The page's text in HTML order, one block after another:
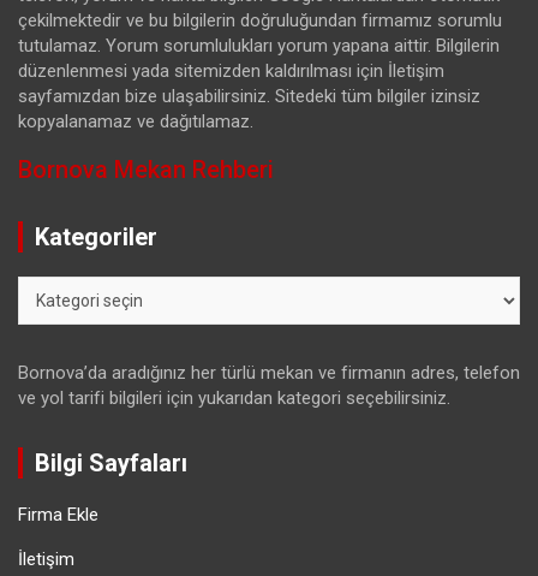
çekilmektedir ve bu bilgilerin doğruluğundan firmamız sorumlu
tutulamaz. Yorum sorumlulukları yorum yapana aittir. Bilgilerin
düzenlenmesi yada sitemizden kaldırılması için İletişim
sayfamızdan bize ulaşabilirsiniz. Sitedeki tüm bilgiler izinsiz
kopyalanamaz ve dağıtılamaz.
Bornova Mekan Rehberi
Kategoriler
Bornova’da aradığınız her türlü mekan ve firmanın adres, telefon
ve yol tarifi bilgileri için yukarıdan kategori seçebilirsiniz.
Bilgi Sayfaları
Firma Ekle
İletişim